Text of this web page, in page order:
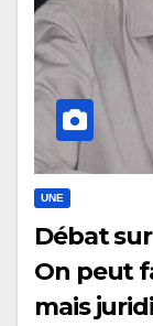
UNE
Débat
On peut
mais